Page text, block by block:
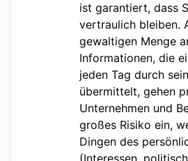
ist garantiert, dass
vertraulich bleiben.
gewaltigen Menge
Informationen, die
jeden Tag durch
übermittelt, gehen
Unternehmen und
großes Risiko ein,
Dingen des
(Interessen,